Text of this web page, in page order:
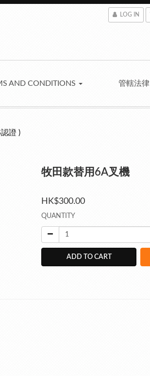
LOG IN
AND CONDITIONS 管轄法律
證 )
牧田款替用6A叉機
HK$300.00
QUANTITY
ADD TO CART